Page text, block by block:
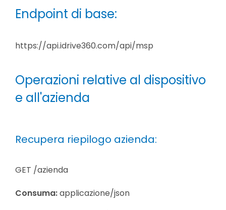
Endpoint di base:
https://api.idrive360.com/api/msp
Operazioni relative al dispositivo
e all'azienda
Recupera riepilogo azienda:
GET /azienda
Consuma:applicazione/json